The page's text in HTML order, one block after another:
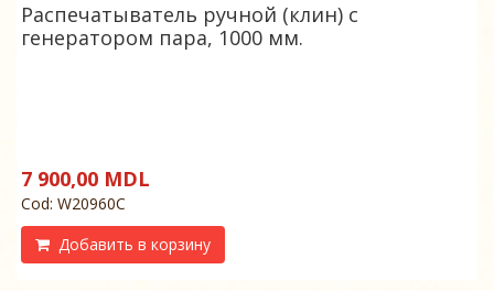
Распечатыватель ручной (клин) с
генератором пара, 1000 мм.
7 900,00 MDL
Cod: W20960C
Добавить в корзину